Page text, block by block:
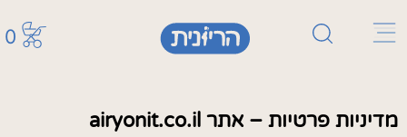
0
מדיניות פרטיות – אתר airyonit.co.il